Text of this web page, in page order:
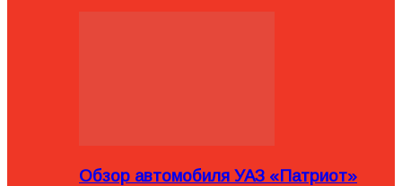
Обзор автомобиля УАЗ «Патриот»